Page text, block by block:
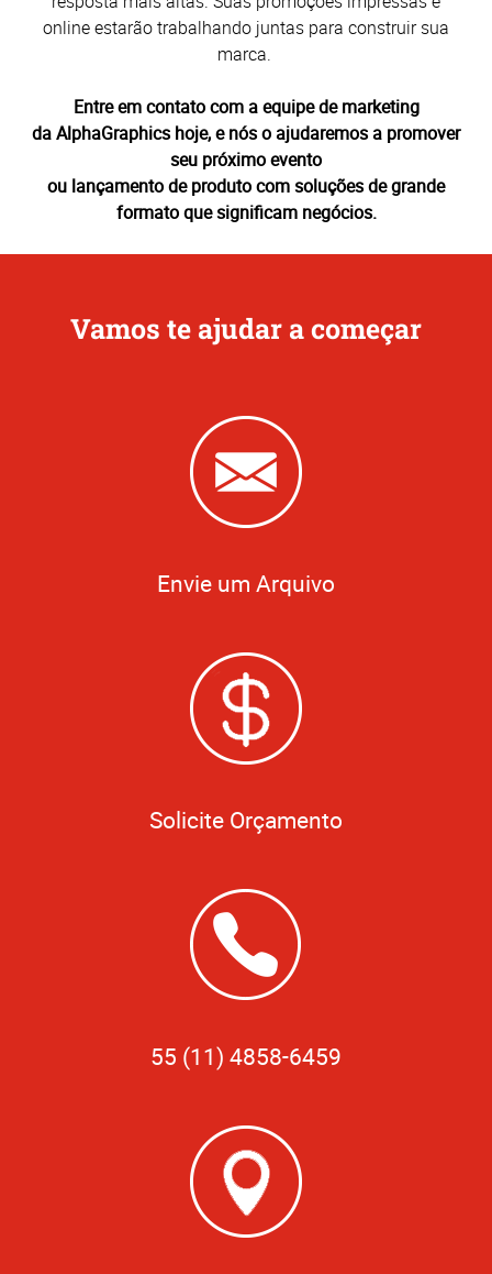
online estarão trabalhando juntas para construir sua
marca.
Entre em contato com a equipe de marketing
da AlphaGraphics hoje, e nós o ajudaremos a promover
seu próximo evento
ou lançamento de produto com soluções de grande
formato que significam negócios.
Vamos te ajudar a começar
Envie um Arquivo
Solicite Orçamento
55 (11) 4858-6459